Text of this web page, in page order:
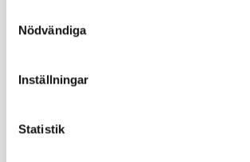
personuppgifter.
Nödvändiga
Inställningar
Statistik